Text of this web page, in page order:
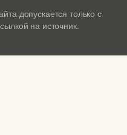
допускается только с
на источник.